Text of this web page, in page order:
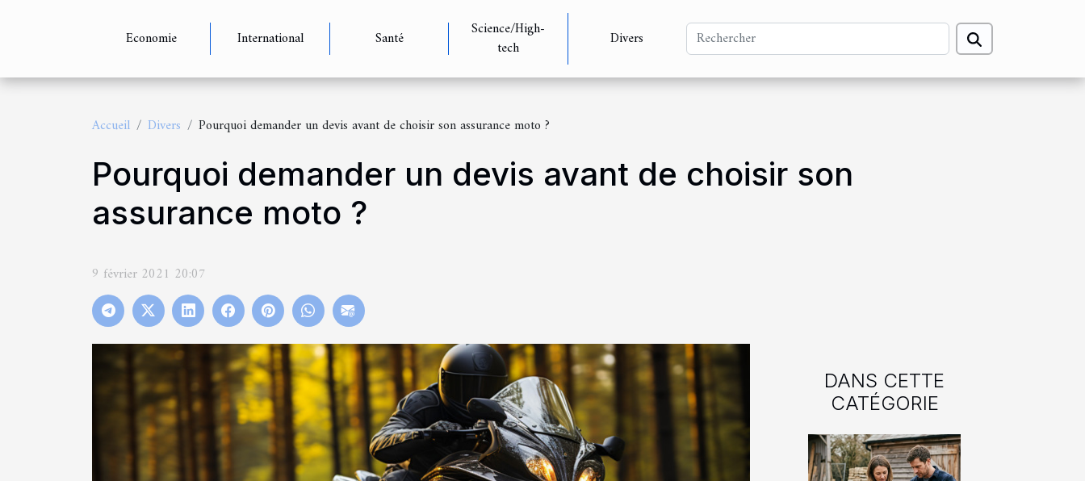
Economie International Santé
Science/High-
tech
Divers
Accueil Divers Pourquoi demander un devis avant de choisir son assurance moto ?
Pourquoi demander un devis avant de choisir son
assurance moto ?
9 février 2021 20:07
DANS CETTE
CATÉGORIE